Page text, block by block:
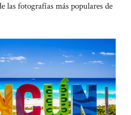
las fotografías más populares de